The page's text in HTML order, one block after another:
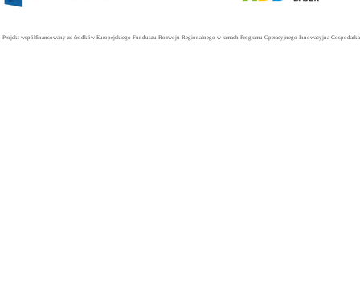
Projekt współfinansowany ze środków Europejskiego Funduszu Rozwoju Regionalnego w ramach Programu Operacyjnego Innowacyjna